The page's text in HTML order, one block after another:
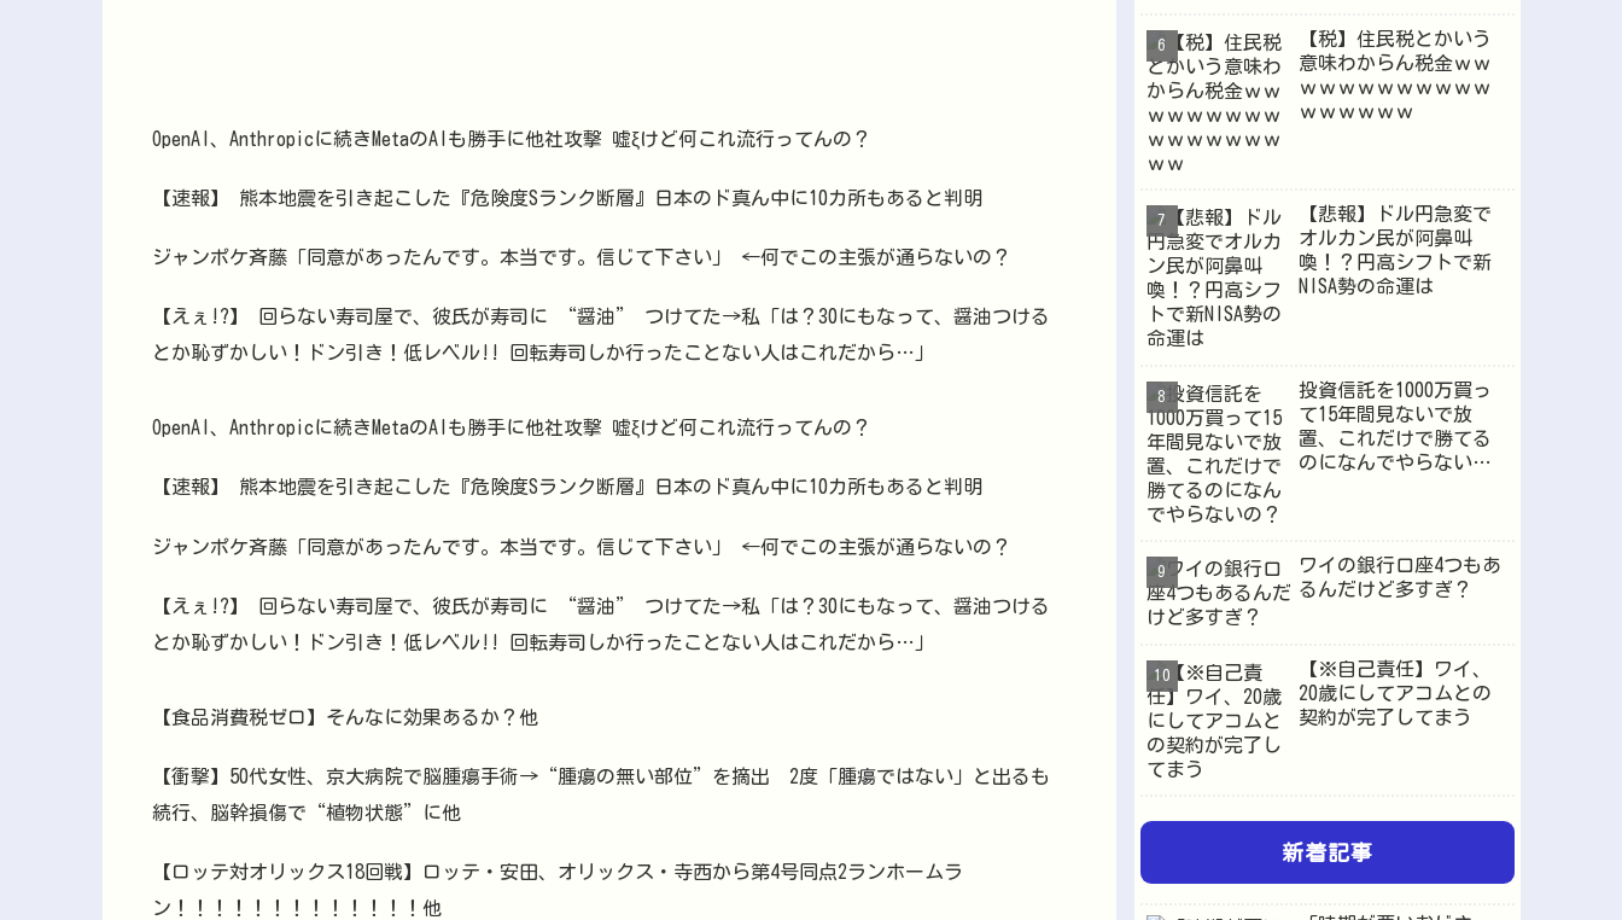
OpenAI、Anthropicに続きMetaのAIも勝手に他社攻撃 嘘ξけど何これ流行ってんの？
【速報】 熊本地震を引き起こした『危険度Sランク断層』日本のド真ん中に10カ所もあると判明
ジャンポケ斉藤「同意があったんです。本当です。信じて下さい」 ←何でこの主張が通らないの？
【えぇ!?】 回らない寿司屋で、彼氏が寿司に “醤油” つけてた→私「は？30にもなって、醤油つける
とか恥ずかしい！ドン引き！低レベル!! 回転寿司しか行ったことない人はこれだから…」
OpenAI、Anthropicに続きMetaのAIも勝手に他社攻撃 嘘ξけど何これ流行ってんの？
【速報】 熊本地震を引き起こした『危険度Sランク断層』日本のド真ん中に10カ所もあると判明
ジャンポケ斉藤「同意があったんです。本当です。信じて下さい」 ←何でこの主張が通らないの？
【えぇ!?】 回らない寿司屋で、彼氏が寿司に “醤油” つけてた→私「は？30にもなって、醤油つける
とか恥ずかしい！ドン引き！低レベル!! 回転寿司しか行ったことない人はこれだから…」
【食品消費税ゼロ】そんなに効果あるか？他
【衝撃】50代女性、京大病院で脳腫瘍手術→“腫瘍の無い部位”を摘出 2度「腫瘍ではない」と出るも
続行、脳幹損傷で“植物状態”に他
【ロッテ対オリックス18回戦】ロッテ・安田、オリックス・寺西から第4号同点2ランホームラ
ン！！！！！！！！！！！！！他
【税】住民税とかいう
意味わからん税金ｗｗ
ｗｗｗｗｗｗｗｗｗｗ
ｗｗｗｗｗｗ
【悲報】ドル円急変で
オルカン民が阿鼻叫
喚！？円高シフトで新
NISA勢の命運は
投資信託を1000万買っ
て15年間見ないで放
置、これだけで勝てる
のになんでやらない
ワイの銀行口座4つもあ
るんだけど多すぎ？
【※自己責任】ワイ、
20歳にしてアコムとの
契約が完了してまう
新着記事